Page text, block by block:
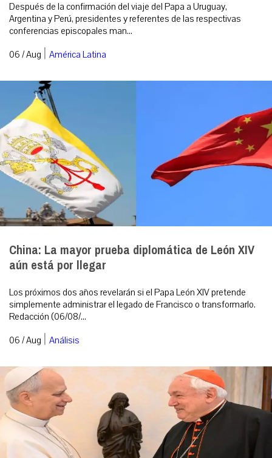
Después de la confirmación del viaje del Papa a Uruguay,
Argentina y Perú, presidentes y referentes de las respectivas
conferencias episcopales man...
06 / Aug | América Latina
China: La mayor prueba diplomática de León XIV
aún está por llegar
Los próximos dos años revelarán si el Papa León XIV pretende
simplemente administrar el legado de Francisco o transformarlo.
Redacción (06/08/...
06 / Aug | Análisis